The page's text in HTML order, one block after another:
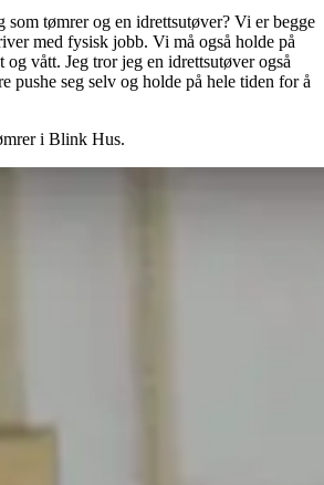
som tømrer og en idrettsutøver? Vi er begge
med fysisk jobb. Vi må også holde på
og vått. Jeg tror jeg en idrettsutøver også
pushe seg selv og holde på hele tiden for å
i Blink Hus.